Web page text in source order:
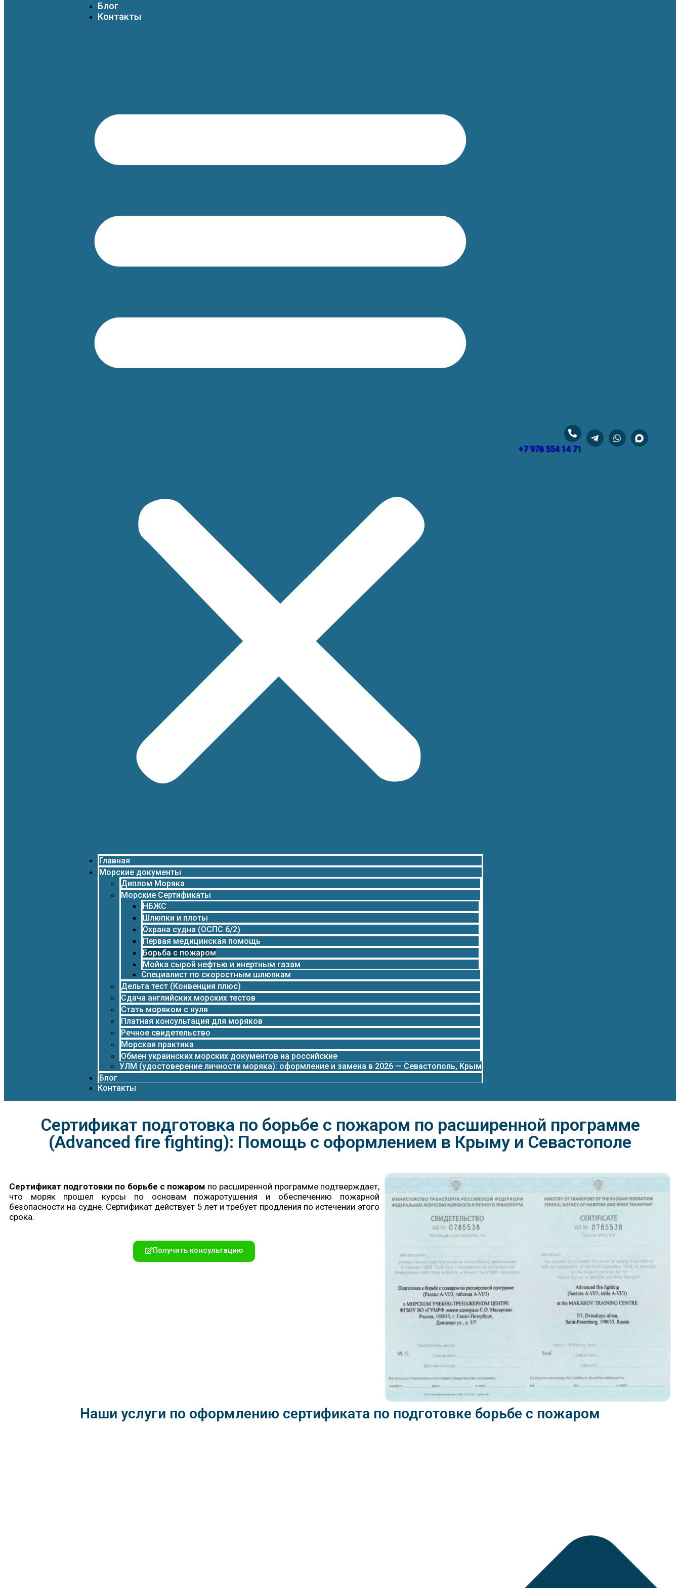
Блог
Контакты
Главная
Морские документы
Диплом Моряка
Морские Сертификаты
НБЖС
Шлюпки и плоты
Охрана судна (ОСПС 6/2)
Первая медицинская помощь
Борьба с пожаром
Мойка сырой нефтью и инертным газам
Специалист по скоростным шлюпкам
Дельта тест (Конвенция плюс)
Сдача английских морских тестов
Стать моряком с нуля
Платная консультация для моряков
Речное свидетельство
Морская практика
Обмен украинских морских документов на российские
УЛМ (удостоверение личности моряка): оформление и замена в 2026 — Севастополь, Крым
Блог
Контакты
+7 978 554 14 71
Сертификат подготовка по борьбе с пожаром по расширенной программе
(Advanced fire fighting): Помощь с оформлением в Крыму и Севастополе
Сертификат подготовки по борьбе с пожаром по расширенной программе подтверждает,
что моряк прошел курсы по основам пожаротушения и обеспечению пожарной
безопасности на судне. Сертификат действует 5 лет и требует продления по истечении этого
срока.
Получить консультацию
Наши услуги по оформлению cертификата по подготовке борьбе с пожаром